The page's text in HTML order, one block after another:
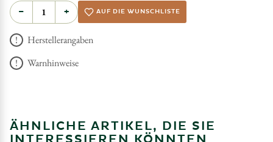
− + AUF DIE WUNSCHLISTE
Herstellerangaben
Warnhinweise
ÄHNLICHE ARTIKEL, DIE SIE